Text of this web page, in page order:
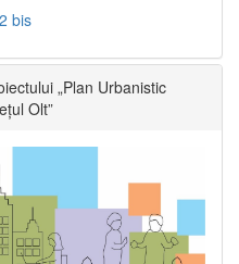
bis
„Plan Urbanistic
Olt”